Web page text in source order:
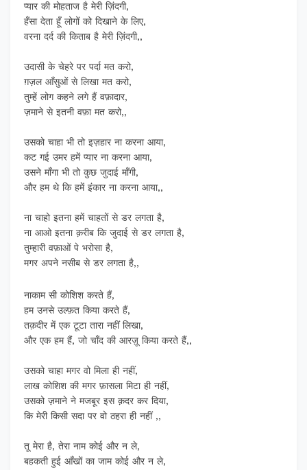
प्यार की मोहताज है मेरी ज़िंदगी,
हँसा देता हूँ लोगों को दिखाने के लिए,
वरना दर्द की किताब है मेरी ज़िंदगी,,
उदासी के चेहरे पर पर्दा मत करो,
ग़ज़ल आँसुओं से लिखा मत करो,
तुम्हें लोग कहने लगे हैं वफ़ादार,
ज़माने से इतनी वफ़ा मत करो,,
उसको चाहा भी तो इज़हार ना करना आया,
कट गई उमर हमें प्यार ना करना आया,
उसने माँगा भी तो कुछ जुदाई माँगी,
और हम थे कि हमें इंकार ना करना आया,,
ना चाहो इतना हमें चाहतों से डर लगता है,
ना आओ इतना क़रीब कि जुदाई से डर लगता है,
तुम्हारी वफ़ाओं पे भरोसा है,
मगर अपने नसीब से डर लगता है,,
नाकाम सी कोशिश करते हैं,
हम उनसे उल्फ़त किया करते हैं,
तक़दीर में एक टूटा तारा नहीं लिखा,
और एक हम हैं, जो चाँद की आरज़ू किया करते हैं,,
उसको चाहा मगर वो मिला ही नहीं,
लाख कोशिश की मगर फ़ासला मिटा ही नहीं,
उसको ज़माने ने मजबूर इस क़दर कर दिया,
कि मेरी किसी सदा पर वो ठहरा ही नहीं ,,
तू मेरा है, तेरा नाम कोई और न ले,
बहकती हुई आँखों का जाम कोई और न ले,